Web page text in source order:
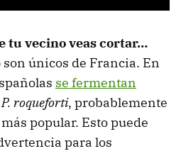
tu vecino veas cortar…
son únicos de Francia. En
se fermentan
P. roqueforti, probablemente
popular. Esto puede
para los